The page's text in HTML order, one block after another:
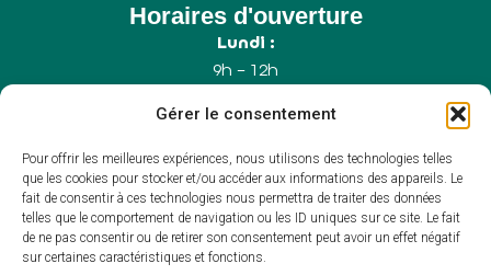
Gérer le consentement
Pour offrir les meilleures expériences, nous utilisons des technologies telles
que les cookies pour stocker et/ou accéder aux informations des appareils. Le
fait de consentir à ces technologies nous permettra de traiter des données
telles que le comportement de navigation ou les ID uniques sur ce site. Le fait
de ne pas consentir ou de retirer son consentement peut avoir un effet négatif
sur certaines caractéristiques et fonctions.
Horaires d'ouverture
Lundi :
9h – 12h
9h – 12h
Samedi :
9h – 12h (Uniquement le 1er samedi du mois)
Accessibilité